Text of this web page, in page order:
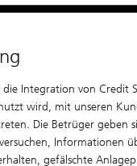
Integration von Credit
wird, mit unseren
Die Betrüger geben
Informationen
gefälschte